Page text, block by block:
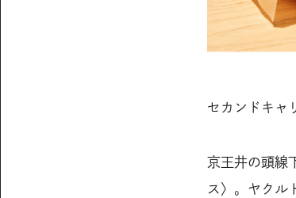
セカンドキャ
京王井の頭線
ス〉。ヤクル